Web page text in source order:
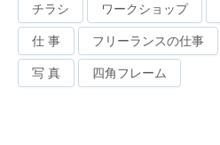
チラシ ワークショップ
仕 事 フリーランスの仕事
写 真 四角フレーム